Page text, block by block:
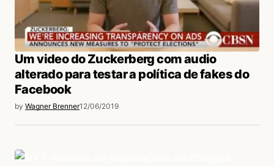
Um video do Zuckerberg com audio
alterado para testar a política de fakes do
Facebook
by Wagner Brenner12/06/2019